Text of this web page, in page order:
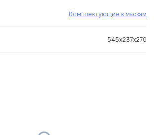
Комплектующие к маскам
545x237x270